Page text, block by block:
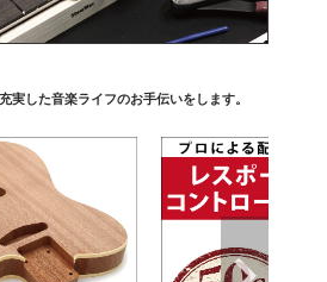
した音楽ライフのお手伝いをします。